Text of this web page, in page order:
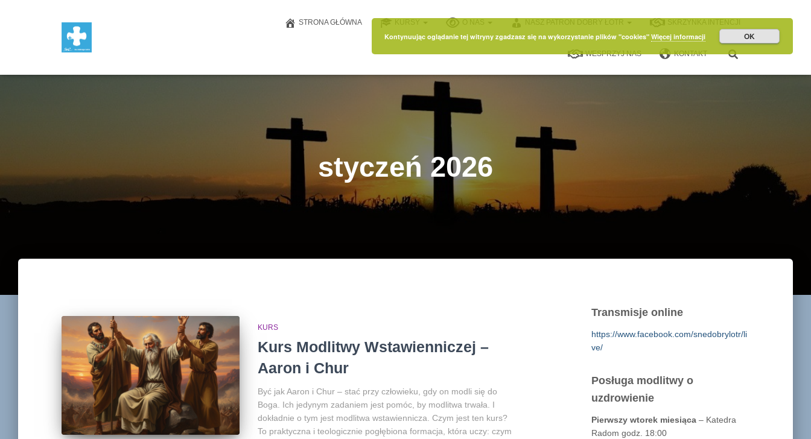
STRONA GŁÓWNA KURSY O NAS NASZ PATRON DOBRY ŁOTR SKRZYNKA INTENCJI
WESPRZYJ NAS KONTAKT
styczeń 2026
KURS
Kurs Modlitwy Wstawienniczej –
Aaron i Chur
Być jak Aaron i Chur – stać przy człowieku, gdy on modli się do
Boga. Ich jedynym zadaniem jest pomóc, by modlitwa trwała. I
dokładnie o tym jest modlitwa wstawiennicza. Czym jest ten kurs?
To praktyczna i teologicznie pogłębiona formacja, która uczy: czym
Transmisje online
https://www.facebook.com/snedobrylotr/li
ve/
Posługa modlitwy o
uzdrowienie
Pierwszy wtorek miesiąca– Katedra
Radom godz. 18:00
Kontynuując oglądanie tej witryny zgadzasz się na wykorzystanie plików "cookies" Więcej informacji OK